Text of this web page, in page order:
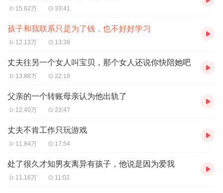
15.62万 33:41
孩子和我联系只是为了钱，也不好好学习
12.13万 13:38
丈夫往另一个女人叫宝贝，那个女人还说你快陪她吧
13.88万 22:18
父亲的一个转账母亲认为他出轨了
12.40万 23:47
丈夫不肯工作只玩游戏
11.84万 17:54
处了很久才知男友离异有孩子，他说是因为爱我
11.16万 11:02